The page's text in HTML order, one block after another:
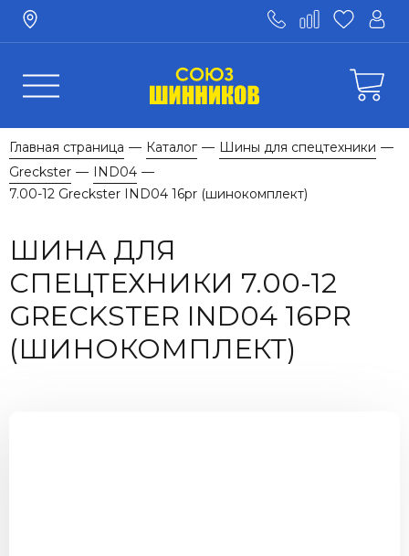
Главная страница — Каталог — Шины для спецтехники —
Greckster — IND04 —
7.00-12 Greckster IND04 16pr (шинокомплект)
ШИНА ДЛЯ
СПЕЦТЕХНИКИ 7.00-12
GRECKSTER IND04 16PR
(ШИНОКОМПЛЕКТ)